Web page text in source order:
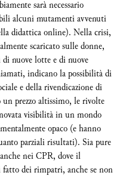
sarà necessario
alcuni mutamenti avvenuti
didattica online). Nella crisi,
scaricato sulle donne,
di nuove lotte e di nuove
indicano la possibilità di
e della rivendicazione di
prezzo altissimo, le rivolte
visibilità in un mondo
opaco (e hanno
parziali risultati). Sia pure
nei CPR, dove il
dei rimpatri, anche se non